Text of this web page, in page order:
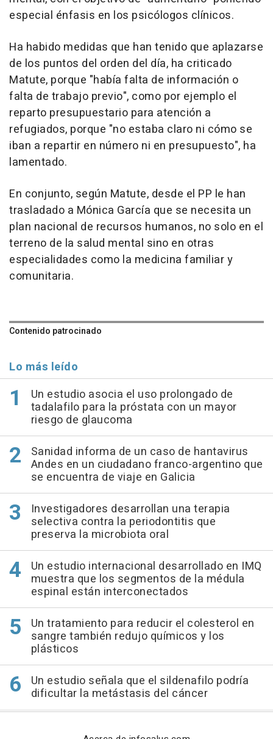
especial énfasis en los psicólogos clínicos.
Ha habido medidas que han tenido que aplazarse
de los puntos del orden del día, ha criticado
Matute, porque "había falta de información o
falta de trabajo previo", como por ejemplo el
reparto presupuestario para atención a
refugiados, porque "no estaba claro ni cómo se
iban a repartir en número ni en presupuesto", ha
lamentado.
En conjunto, según Matute, desde el PP le han
trasladado a Mónica García que se necesita un
plan nacional de recursos humanos, no solo en el
terreno de la salud mental sino en otras
especialidades como la medicina familiar y
comunitaria.
Contenido patrocinado
Lo más leído
Un estudio asocia el uso prolongado de
tadalafilo para la próstata con un mayor
riesgo de glaucoma
Sanidad informa de un caso de hantavirus
Andes en un ciudadano franco-argentino que
se encuentra de viaje en Galicia
Investigadores desarrollan una terapia
selectiva contra la periodontitis que
preserva la microbiota oral
Un estudio internacional desarrollado en IMQ
muestra que los segmentos de la médula
espinal están interconectados
Un tratamiento para reducir el colesterol en
sangre también redujo químicos y los
plásticos
Un estudio señala que el sildenafilo podría
dificultar la metástasis del cáncer